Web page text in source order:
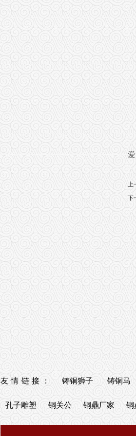
上
下
友情链接： 铸铜狮子 铸铜马
孔子雕塑 铜关公 铜鼎厂家 铜